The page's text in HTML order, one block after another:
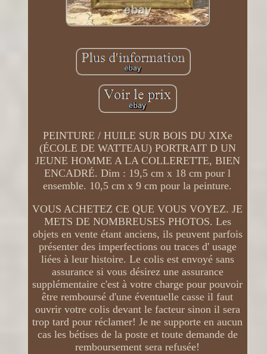
PEINTURE / HUILE SUR BOIS DU XIXe
(ÉCOLE DE WATTEAU) PORTRAIT D UN
JEUNE HOMME A LA COLLERETTE, BIEN
ENCADRÉ. Dim : 19,5 cm x 18 cm pour l
ensemble. 10,5 cm x 9 cm pour la peinture.
VOUS ACHETEZ CE QUE VOUS VOYEZ. JE
METS DE NOMBREUSES PHOTOS. Les
objets en vente étant anciens, ils peuvent parfois
présenter des imperfections ou traces d' usage
liées à leur histoire. Le colis est envoyé sans
assurance si vous désirez une assurance
supplémentaire c'est à votre charge pour pouvoir
être remboursé d'une éventuelle casse il faut
ouvrir votre colis devant le facteur sinon il sera
trop tard pour réclamer! Je ne supporte en aucun
cas les bétises de la poste et toute demande de
remboursement sera refusée!